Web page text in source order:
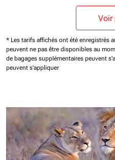
Voir
* Les tarifs affichés ont été enregistrés
peuvent ne pas être disponibles au
de bagages supplémentaires peuvent
peuvent s'appliquer